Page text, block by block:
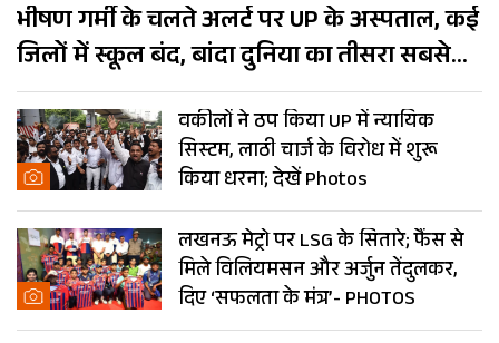
भीषण गर्मी के चलते अलर्ट पर UP के अस्पताल, कई
जिलों में स्कूल बंद, बांदा दुनिया का तीसरा सबसे
गर्म शहर
वकीलों ने ठप किया UP में न्यायिक
सिस्टम, लाठी चार्ज के विरोध में शुरू
किया धरना; देखें Photos
लखनऊ मेट्रो पर LSG के सितारे; फैंस से
मिले विलियमसन और अर्जुन तेंदुलकर,
दिए ‘सफलता के मंत्र’- PHOTOS